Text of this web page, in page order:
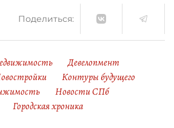
Поделиться:
Девелопмент
Контуры будущего
Новости СПб
Городская хроника